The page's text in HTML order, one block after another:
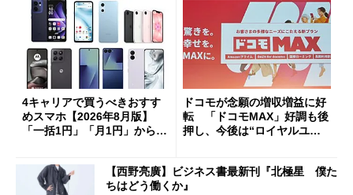
4キャリアで買うべきおすす
めスマホ【2026年8月版】
「一括1円」「月1円」からお
ドコモが念願の増収増益に好
転 「ドコモMAX」好調も後
押し、今後は“ロイヤルユー
【西野亮廣】ビジネス書最新刊『北極星 僕た
ちはどう働くか』